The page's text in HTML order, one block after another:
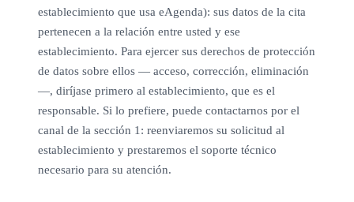
establecimiento que usa eAgenda): sus datos de la cita
pertenecen a la relación entre usted y ese
establecimiento. Para ejercer sus derechos de protección
de datos sobre ellos — acceso, corrección, eliminación
—, diríjase primero al establecimiento, que es el
responsable. Si lo prefiere, puede contactarnos por el
canal de la sección 1: reenviaremos su solicitud al
establecimiento y prestaremos el soporte técnico
necesario para su atención.